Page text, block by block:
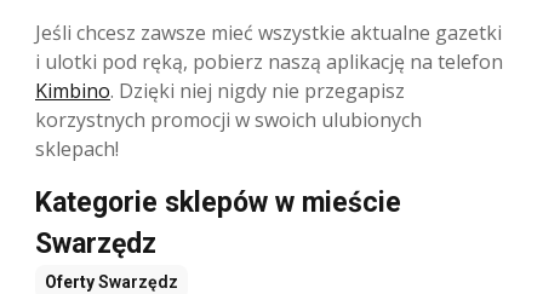
Jeśli chcesz zawsze mieć wszystkie aktualne gazetki
i ulotki pod ręką, pobierz naszą aplikację na telefon
Kimbino. Dzięki niej nigdy nie przegapisz
korzystnych promocji w swoich ulubionych
sklepach!
Kategorie sklepów w mieście
Swarzędz
OfertySwarzędz